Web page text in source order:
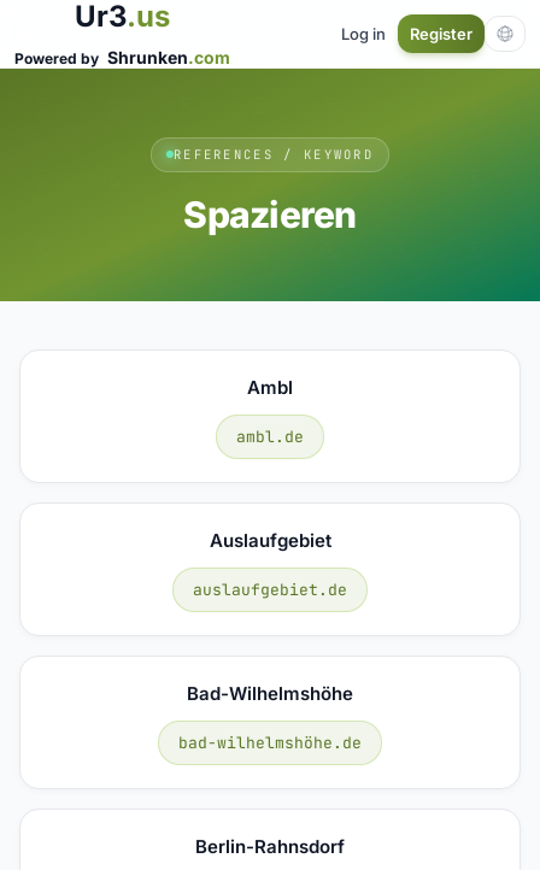
Ur3.us
Powered by Shrunken.com
Log in Register
REFERENCES / KEYWORD
Spazieren
Ambl
ambl.de
Auslaufgebiet
auslaufgebiet.de
Bad-Wilhelmshöhe
bad-wilhelmshöhe.de
Berlin-Rahnsdorf